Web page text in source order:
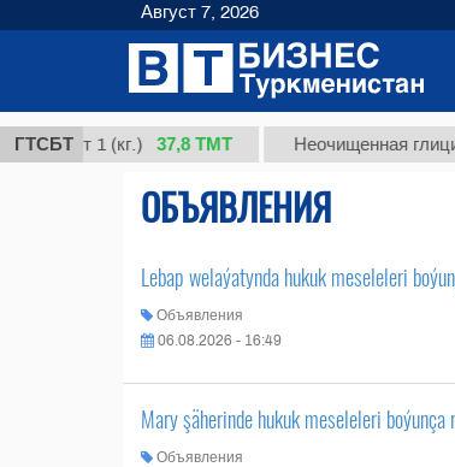
ГТСБТ
сорт 1 (кг.) 37,8 ТМТ Неочищенная
ОБЪЯВЛЕНИЯ
Lebap welaýatynda hukuk meseleleri
Объявления
06.08.2026 - 16:49
Mary şäherinde hukuk meseleleri
Объявления
Август 7, 2026